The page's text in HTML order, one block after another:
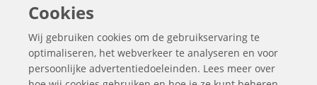
Contactgegevens
Cookies
Wij gebruiken cookies om de gebruikservaring te
optimaliseren, het webverkeer te analyseren en voor
persoonlijke advertentiedoeleinden. Lees meer over